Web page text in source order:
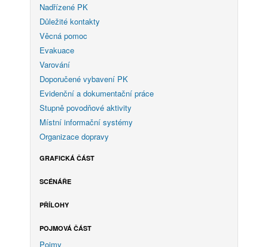
Nadřízené PK
Důležité kontakty
Věcná pomoc
Evakuace
Varování
Doporučené vybavení PK
Evidenční a dokumentační práce
Stupně povodňové aktivity
Místní informační systémy
Organizace dopravy
GRAFICKÁ ČÁST
SCÉNÁŘE
PŘÍLOHY
POJMOVÁ ČÁST
Pojmy